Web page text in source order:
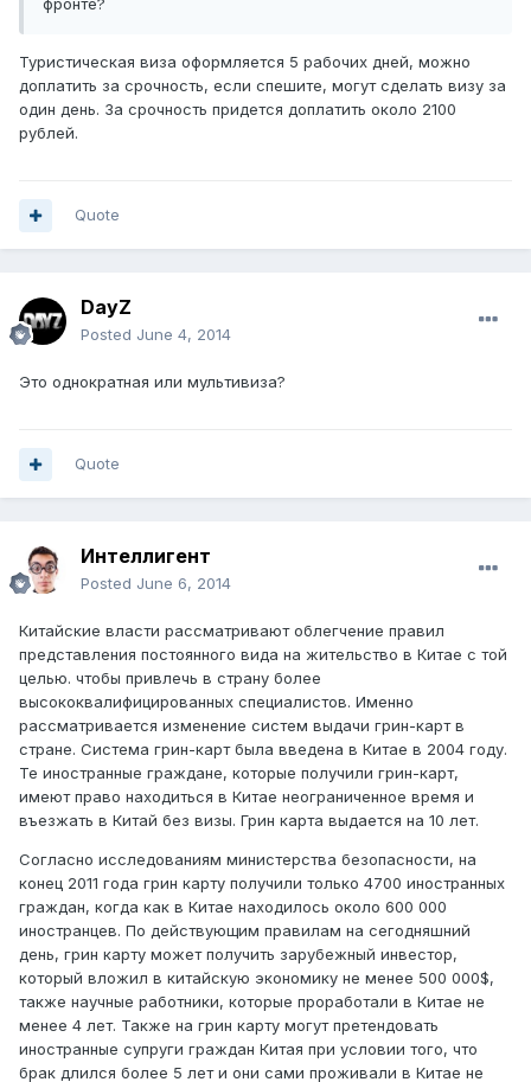
фронте?
Туристическая виза оформляется 5 рабочих дней, можно
доплатить за срочность, если спешите, могут сделать визу за
один день. За срочность придется доплатить около 2100
рублей.
Quote
DayZ
Posted June 4, 2014
Это однократная или мультивиза?
Quote
Интеллигент
Posted June 6, 2014
Китайские власти рассматривают облегчение правил
представления постоянного вида на жительство в Китае с той
целью. чтобы привлечь в страну более
высококвалифицированных специалистов. Именно
рассматривается изменение систем выдачи грин-карт в
стране. Система грин-карт была введена в Китае в 2004 году.
Те иностранные граждане, которые получили грин-карт,
имеют право находиться в Китае неограниченное время и
въезжать в Китай без визы. Грин карта выдается на 10 лет.
Согласно исследованиям министерства безопасности, на
конец 2011 года грин карту получили только 4700 иностранных
граждан, когда как в Китае находилось около 600 000
иностранцев. По действующим правилам на сегодняшний
день, грин карту может получить зарубежный инвестор,
который вложил в китайскую экономику не менее 500 000$,
также научные работники, которые проработали в Китае не
менее 4 лет. Также на грин карту могут претендовать
иностранные супруги граждан Китая при условии того, что
брак длился более 5 лет и они сами проживали в Китае не